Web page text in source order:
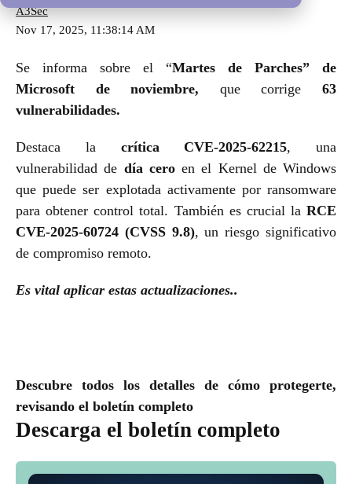
A3Sec
Nov 17, 2025, 11:38:14 AM
Se informa sobre el “Martes de Parches” de
Microsoft de noviembre, que corrige63
vulnerabilidades.
Destaca la crítica CVE-2025-62215, una
vulnerabilidad de día ceroen el Kernel de Windows
que puede ser explotada activamente por ransomware
para obtener control total. También es crucial la RCE
CVE-2025-60724 (CVSS 9.8), un riesgo significativo
de compromiso remoto.
Es vital aplicar estas actualizaciones..
Descubre todos los detalles de cómo protegerte,
revisando el boletín completo
Descarga el boletín completo